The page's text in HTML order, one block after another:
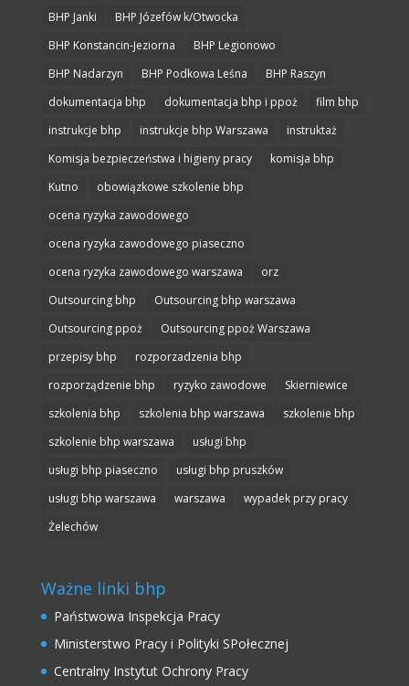
BHP Janki
BHP Józefów k/Otwocka
BHP Konstancin-Jeziorna
BHP Legionowo
BHP Nadarzyn
BHP Podkowa Leśna
BHP Raszyn
dokumentacja bhp
dokumentacja bhp i ppoż
film bhp
instrukcje bhp
instrukcje bhp Warszawa
instruktaż
Komisja bezpieczeństwa i higieny pracy
komisja bhp
Kutno
obowiązkowe szkolenie bhp
ocena ryzyka zawodowego
ocena ryzyka zawodowego piaseczno
ocena ryzyka zawodowego warszawa
orz
Outsourcing bhp
Outsourcing bhp warszawa
Outsourcing ppoż
Outsourcing ppoż Warszawa
przepisy bhp
rozporzadzenia bhp
rozporządzenie bhp
ryzyko zawodowe
Skierniewice
szkolenia bhp
szkolenia bhp warszawa
szkolenie bhp
szkolenie bhp warszawa
usługi bhp
usługi bhp piaseczno
usługi bhp pruszków
usługi bhp warszawa
warszawa
wypadek przy pracy
Żelechów
Ważne linki bhp
Państwowa Inspekcja Pracy
Ministerstwo Pracy i Polityki SPołecznej
Centralny Instytut Ochrony Pracy